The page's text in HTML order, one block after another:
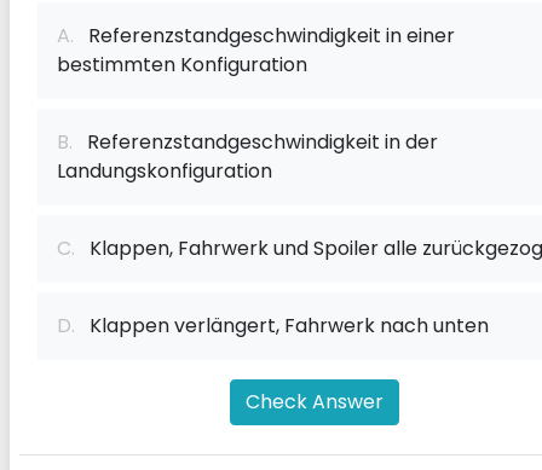
A. Referenzstandgeschwindigkeit in einer
bestimmten Konfiguration
B. Referenzstandgeschwindigkeit in der
Landungskonfiguration
C. Klappen, Fahrwerk und Spoiler alle
D. Klappen verlängert, Fahrwerk nach unten
Check Answer